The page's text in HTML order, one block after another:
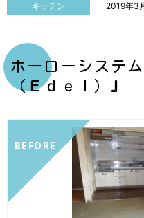
キッチン 2019年3
ホーローシステ
（Ｅｄｅｌ）』
BEFORE